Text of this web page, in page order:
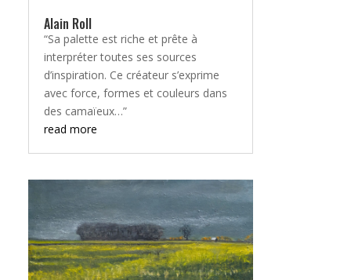
Alain Roll
“Sa palette est riche et prête à
interpréter toutes ses sources
d’inspiration. Ce créateur s’exprime
avec force, formes et couleurs dans
des camaïeux…”
read more